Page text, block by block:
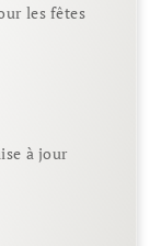
les fêtes
à jour